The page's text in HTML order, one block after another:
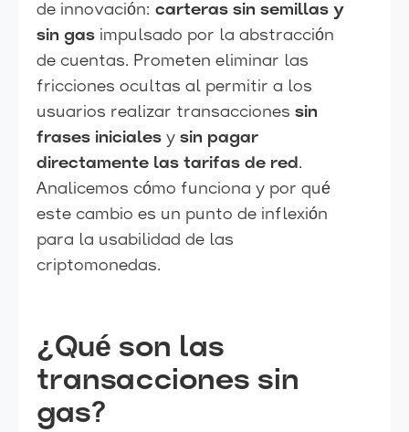
de innovación: carteras sin semillas y
sin gas impulsado por la abstracción
de cuentas. Prometen eliminar las
fricciones ocultas al permitir a los
usuarios realizar transacciones sin
frases iniciales y sin pagar
directamente las tarifas de red.
Analicemos cómo funciona y por qué
este cambio es un punto de inflexión
para la usabilidad de las
criptomonedas.
¿Qué son las
transacciones sin
gas?